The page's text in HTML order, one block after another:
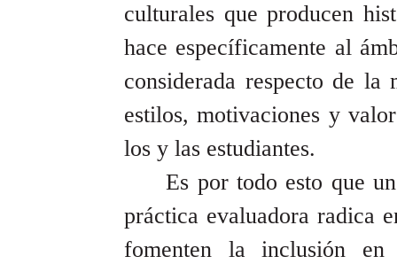
culturales que producen
hace específicamente al
considerada respecto de la
estilos, motivaciones y
los y las estudiantes.
Es por todo esto que
práctica evaluadora radica
fomenten la inclusión en